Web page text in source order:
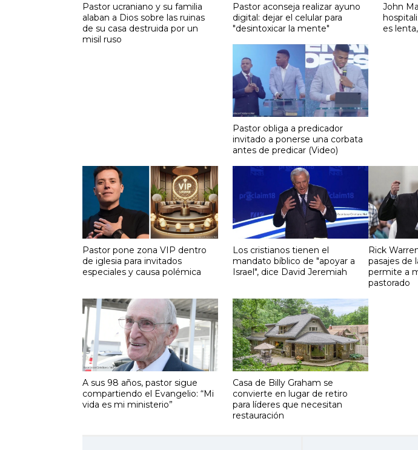
Pastor ucraniano y su familia
alaban a Dios sobre las ruinas
de su casa destruida por un
misil ruso
Pastor aconseja realizar ayuno
digital: dejar el celular para
"desintoxicar la mente"
John
es
Pastor obliga a predicador
invitado a ponerse una corbata
antes de predicar (Video)
Pastor pone zona VIP dentro
de iglesia para invitados
especiales y causa polémica
Los cristianos tienen el
mandato bíblico de "apoyar a
Israel", dice David Jeremiah
Rick
pasajes de
permite a
pastorado
A sus 98 años, pastor sigue
compartiendo el Evangelio: “Mi
vida es mi ministerio”
Casa de Billy Graham se
convierte en lugar de retiro
para líderes que necesitan
restauración